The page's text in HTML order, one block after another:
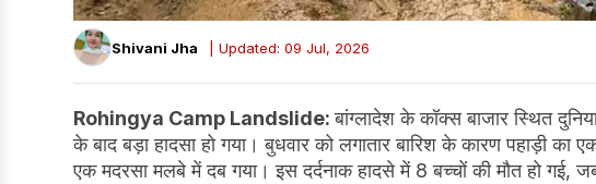
Shivani Jha | Updated: 09 Jul, 2026
Rohingya Camp Landslide:बांग्लादेश के कॉक्स बाजार स्थित
के बाद बड़ा हादसा हो गया। बुधवार को लगातार बारिश के कारण पहाड़ी
एक मदरसा मलबे में दब गया। इस दर्दनाक हादसे में 8 बच्चों की मौत हो